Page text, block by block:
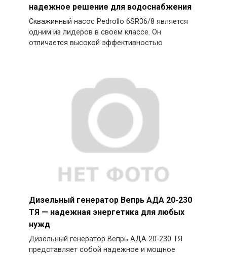
надежное решение для водоснабжения
Скважинный насос Pedrollo 6SR36/8 является
одним из лидеров в своем классе. Он
отличается высокой эффективностью
Дизельный генератор Вепрь АДА 20-230
ТЯ — надежная энергетика для любых
нужд
Дизельный генератор Вепрь АДА 20-230 ТЯ
представляет собой надежное и мощное